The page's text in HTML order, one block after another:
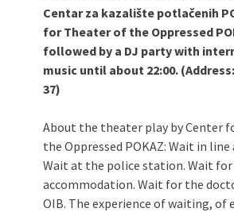
Centar za kazalište potlačenih
for Theater of the Oppressed
followed by a DJ party with
music until about 22:00.
37)
About the theater play by Center
the Oppressed POKAZ: Wait in
Wait at the police station. Wait for
accommodation. Wait for the
OIB. The experience of waiting, of